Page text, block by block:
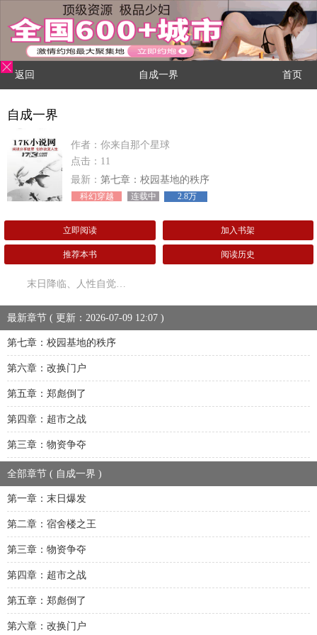
返回 自成一界 首页
自成一界
作者：你来自那个星球
点击：11
最新： 第七章：校园基地的秩序
科幻穿越 连载中 2.8万
立即阅读 加入书架
推荐本书 阅读历史
末日降临、人性自觉…
最新章节 ( 更新：2026-07-09 12:07 )
第七章：校园基地的秩序
第六章：改换门户
第五章：郑彪倒了
第四章：超市之战
第三章：物资争夺
全部章节 ( 自成一界 )
第一章：末日爆发
第二章：宿舍楼之王
第三章：物资争夺
第四章：超市之战
第五章：郑彪倒了
第六章：改换门户